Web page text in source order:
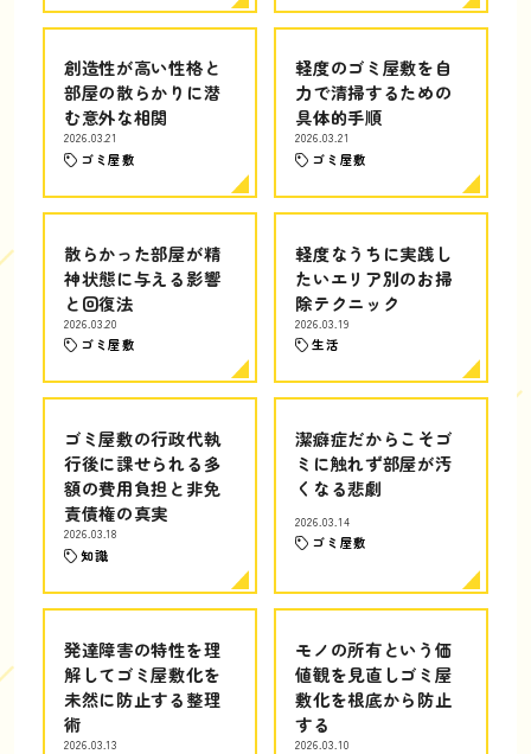
創造性が高い性格と
部屋の散らかりに潜
む意外な相関
2026.03.21
ゴミ屋敷
軽度のゴミ屋敷を自
力で清掃するための
具体的手順
2026.03.21
ゴミ屋敷
散らかった部屋が精
神状態に与える影響
と回復法
2026.03.20
ゴミ屋敷
軽度なうちに実践し
たいエリア別のお掃
除テクニック
2026.03.19
生活
ゴミ屋敷の行政代執
行後に課せられる多
額の費用負担と非免
責債権の真実
2026.03.18
知識
潔癖症だからこそゴ
ミに触れず部屋が汚
くなる悲劇
2026.03.14
ゴミ屋敷
発達障害の特性を理
解してゴミ屋敷化を
未然に防止する整理
術
2026.03.13
モノの所有という価
値観を見直しゴミ屋
敷化を根底から防止
する
2026.03.10